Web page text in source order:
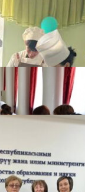
КЫРГЫЗ
ОКУТУУ
06.08.2026
Абитуриент
ЖОЖДОРГО
27.07.2026
ӨЗҮҢДҮН
20.07.2026
ЖОЖДОРГО
20.07.2026
Медиа
СУЗАКТА